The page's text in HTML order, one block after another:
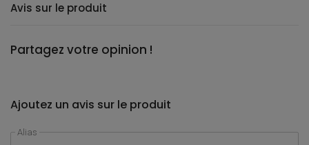
Avis sur le produit
Partagez votre opinion !
Ajoutez un avis sur le produit
Alias